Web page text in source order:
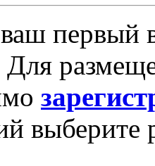
первый
Для
выберите